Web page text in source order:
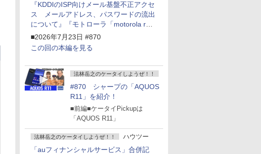
『KDDIのISP向けメール基盤不正アクセ
ス メールアドレス、パスワードの流出
について』『モトローラ「motorola razr
fold」発表』『サムスン「Galaxy
Unpacked」開催』
■2026年7月23日 #870
この回の本編を見る
法林岳之のケータイしようぜ！！
#870 シャープの「AQUOS
R11」を紹介！
■前編■ケータイPickupは
「AQUOS R11」
法林岳之のケータイしようぜ！！ ハウツー
「auフィナンシャルサービス」合併記